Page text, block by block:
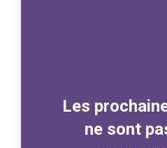
Les
ne sont